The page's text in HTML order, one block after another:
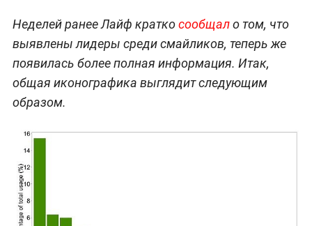
Неделей ранее Лайф краткосообщало том, что
выявлены лидеры среди смайликов, теперь же
появилась более полная информация. Итак,
общая иконографика выглядит следующим
образом.